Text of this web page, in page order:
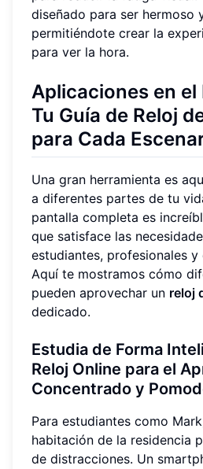
diseñado para ser hermoso
permitiéndote crear la
para ver la hora.
Aplicaciones en el
Tu Guía de Reloj
para Cada
Una gran herramienta es
a diferentes partes de tu
pantalla completa es
que satisface las
estudiantes, profesionales
Aquí te mostramos cómo
pueden aprovechar un reloj
dedicado.
Estudia de Forma
Reloj Online para el
Concentrado y
Para estudiantes como
habitación de la residencia
de distracciones. Un